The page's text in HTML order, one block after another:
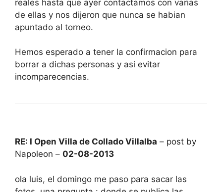
reales hasta que ayer contactamos con varias
de ellas y nos dijeron que nunca se habian
apuntado al torneo.
Hemos esperado a tener la confirmacion para
borrar a dichas personas y asi evitar
incomparecencias.
RE: I Open Villa de Collado Villalba – post by
Napoleon – 02-08-2013
ola luis, el domingo me paso para sacar las